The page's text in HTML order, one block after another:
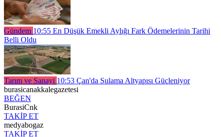
Gündem 10:55 En Düşük Emekli Aylığı Fark Ödemelerinin Tarihi
Belli Oldu
Tarım ve Sanayi 10:53 Çan'da Sulama Altyapısı Güçleniyor
burasicanakkalegazetesi
BEĞEN
BurasiCnk
TAKİP ET
medyabogaz
TAKİP ET